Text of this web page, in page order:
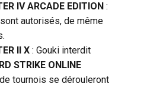
IV ARCADE EDITION :
autorisés, de même
II X : Gouki interdit
STRIKE ONLINE
tournois se dérouleront